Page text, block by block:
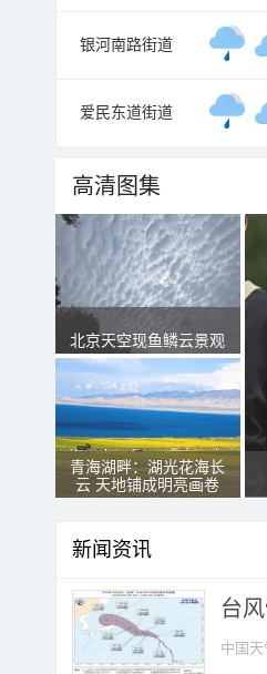
银河南路街道
爱民东道街道
高清图集
北京天空现鱼鳞云景观
青海湖畔：湖光花海长
云 天地铺成明亮画卷
新闻资讯
台
中国天